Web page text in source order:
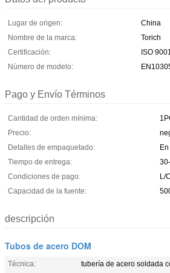
Lugar de origen:
China
Nombre de la marca:
Torich
Certificación:
ISO
Número de modelo:
Pago y Envío Términos
Cantidad de orden mínima:
Precio:
Detalles de empaquetado:
Tiempo de entrega:
Condiciones de pago:
L/
Capacidad de la fuente:
descripción
Tubos de acero DOM
Técnica:
tubería de acero soldada